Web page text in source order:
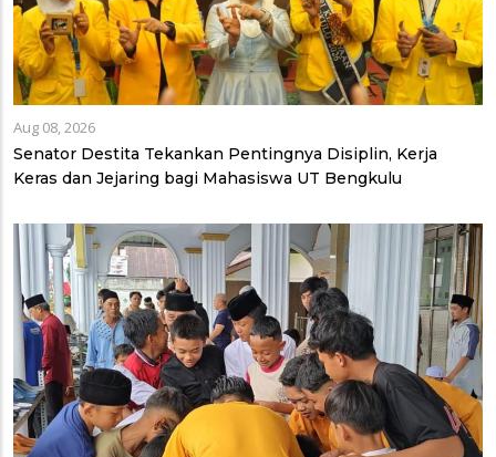
Aug 08, 2026
Senator Destita Tekankan Pentingnya Disiplin, Kerja
Keras dan Jejaring bagi Mahasiswa UT Bengkulu